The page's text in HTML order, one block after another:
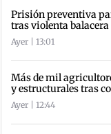
Prisión preventiva
tras violenta
Ayer | 13:01
Más de mil
y estructurales tras
Ayer | 12:44